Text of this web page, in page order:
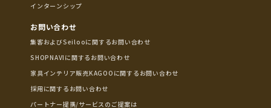
インターンシップ
お問い合わせ
集客およびSeilooに関するお問い合わせ
SHOPNAVIに関するお問い合わせ
家具インテリア販売KAGOOに関するお問い合わせ
採用に関するお問い合わせ
パートナー提携/サービスのご提案は